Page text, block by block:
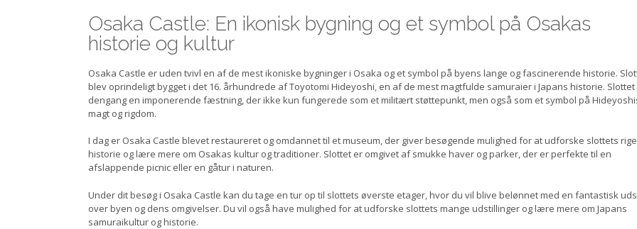
Osaka Castle: En ikonisk bygning og et symbol på Osakas
historie og kultur
Osaka Castle er uden tvivl en af de mest ikoniske bygninger i Osaka og et symbol på byens lange og fascinerende historie.
blev oprindeligt bygget i det 16. århundrede af Toyotomi Hideyoshi, en af ​​de mest magtfulde samuraier i Japans historie.
dengang en imponerende fæstning, der ikke kun fungerede som et militært støttepunkt, men også som et symbol på
magt og rigdom.
I dag er Osaka Castle blevet restaureret og omdannet til et museum, der giver besøgende mulighed for at udforske slottets rige
historie og lære mere om Osakas kultur og traditioner. Slottet er omgivet af smukke haver og parker, der er perfekte til en
afslappende picnic eller en gåtur i naturen.
Under dit besøg i Osaka Castle kan du tage en tur op til slottets øverste etager, hvor du vil blive belønnet med en fantastisk
over byen og dens omgivelser. Du vil også have mulighed for at udforske slottets mange udstillinger og lære mere om Japans
samuraikultur og historie.